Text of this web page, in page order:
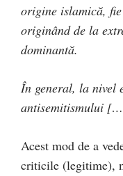
origine islamică,
originând de la
dominantă.
În general, la nivel
antisemitismului
Acest mod de a
criticile (legitime),